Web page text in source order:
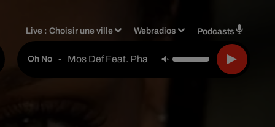
Live :Choisir une ville Webradios Podcasts
Oh No - Mos Def Feat. Pharoahe Monch Feat. Nate